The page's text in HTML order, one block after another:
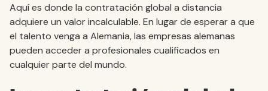
Aquí es donde la contratación global a distancia
adquiere un valor incalculable. En lugar de esperar a que
el talento venga a Alemania, las empresas alemanas
pueden acceder a profesionales cualificados en
cualquier parte del mundo.